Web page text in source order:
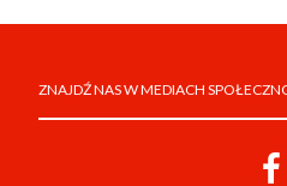
ZNAJDŹ NAS W MEDIACH